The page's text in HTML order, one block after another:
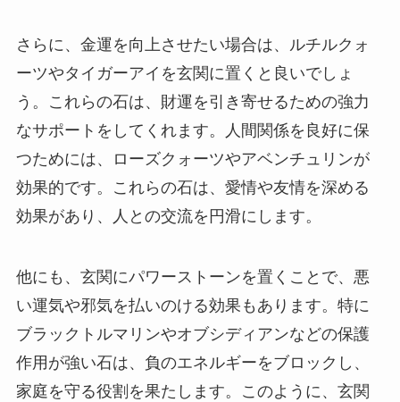
さらに、金運を向上させたい場合は、ルチルクォ
ーツやタイガーアイを玄関に置くと良いでしょ
う。これらの石は、財運を引き寄せるための強力
なサポートをしてくれます。人間関係を良好に保
つためには、ローズクォーツやアベンチュリンが
効果的です。これらの石は、愛情や友情を深める
効果があり、人との交流を円滑にします。
他にも、玄関にパワーストーンを置くことで、悪
い運気や邪気を払いのける効果もあります。特に
ブラックトルマリンやオブシディアンなどの保護
作用が強い石は、負のエネルギーをブロックし、
家庭を守る役割を果たします。このように、玄関